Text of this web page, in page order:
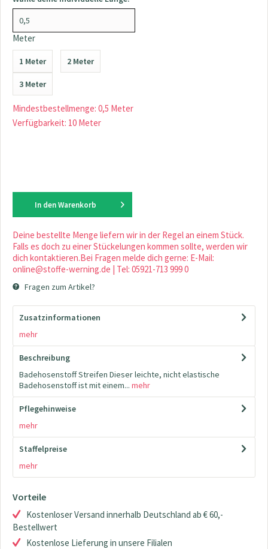
Meter
1 Meter 2 Meter
3 Meter
Mindestbestellmenge: 0,5 Meter
Verfügbarkeit: 10 Meter
In den Warenkorb
Deine bestellte Menge liefern wir in der Regel an einem Stück.
Falls es doch zu einer Stückelungen kommen sollte, werden wir
dich kontaktieren.Bei Fragen melde dich gerne: E-Mail:
online@stoffe-werning.de | Tel: 05921-713 999 0
Fragen zum Artikel?
Zusatzinformationen
mehr
Beschreibung
Badehosenstoff Streifen Dieser leichte, nicht elastische
Badehosenstoff ist mit einem... mehr
Pflegehinweise
mehr
Staffelpreise
mehr
Vorteile
Kostenloser Versand innerhalb Deutschland ab € 60,-
Bestellwert
Kostenlose Lieferung in unsere Filialen